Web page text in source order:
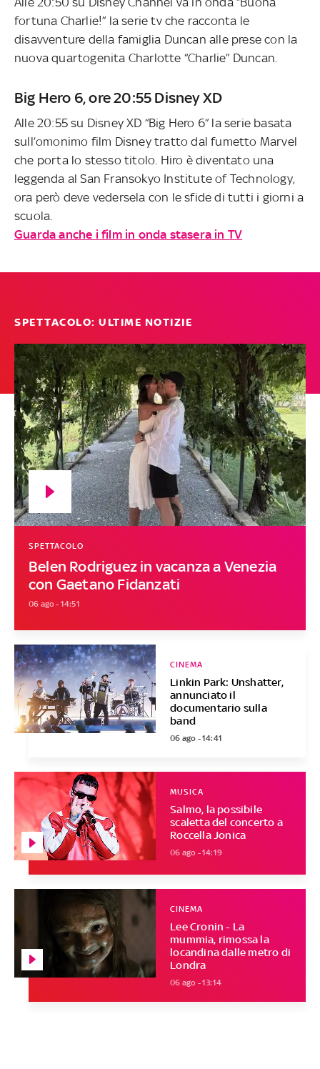
fortuna Charlie!” la serie tv che racconta le
disavventure della famiglia Duncan alle prese con la
nuova quartogenita Charlotte “Charlie” Duncan.
Big Hero 6, ore 20:55 Disney XD
Alle 20:55 su Disney XD “Big Hero 6” la serie basata
sull’omonimo film Disney tratto dal fumetto Marvel
che porta lo stesso titolo. Hiro è diventato una
leggenda al San Fransokyo Institute of Technology,
ora però deve vedersela con le sfide di tutti i giorni a
scuola.
Guarda anche i film in onda stasera in TV
SPETTACOLO: ULTIME NOTIZIE
Belen Rodriguez in vacanza a Venezia
con Gaetano Fidanzati
SPETTACOLO
06 ago - 14:51
Linkin Park: Unshatter,
annunciato il
documentario sulla
band
CINEMA
06 ago - 14:41
Salmo, la possibile
scaletta del concerto a
Roccella Jonica
MUSICA
06 ago - 14:19
Lee Cronin - La
mummia, rimossa la
locandina dalle metro di
Londra
CINEMA
06 ago - 13:14